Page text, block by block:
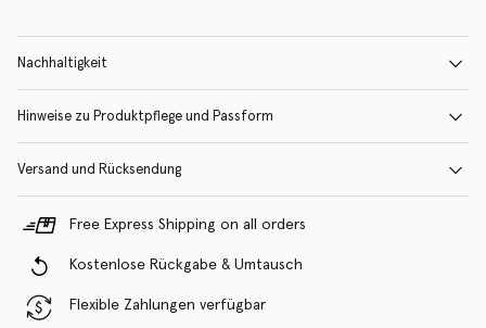
Nachhaltigkeit
Hinweise zu Produktpflege und Passform
Versand und Rücksendung
Free Express Shipping on all orders
Kostenlose Rückgabe & Umtausch
Flexible Zahlungen verfügbar